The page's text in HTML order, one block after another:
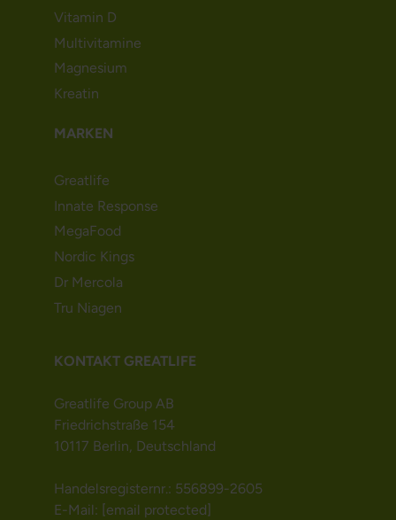
Vitamin D
Multivitamine
Magnesium
Kreatin
MARKEN
Greatlife
Innate Response
MegaFood
Nordic Kings
Dr Mercola
Tru Niagen
KONTAKT GREATLIFE
Greatlife Group AB
Friedrichstraße 154
10117 Berlin, Deutschland
Handelsregisternr.: 556899-2605
E-Mail: [email protected]